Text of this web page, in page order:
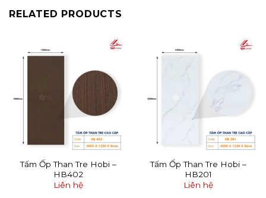
RELATED PRODUCTS
Tấm Ốp Than Tre Hobi –
HB402
Liên hệ
Tấm Ốp Than Tre Hobi –
HB201
Liên hệ